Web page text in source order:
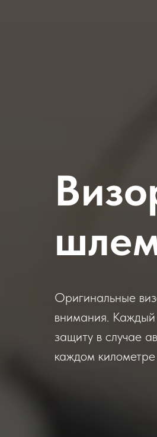
Оригинальные
внимания. Каждый
защиту в случае
каждом